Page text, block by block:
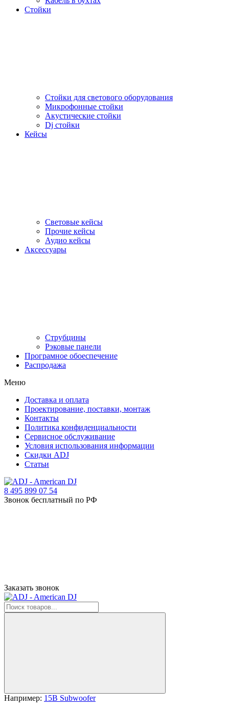
Стойки
Стойки для светового оборудования
Микрофонные стойки
Акустические стойки
Dj стойки
Кейсы
Световые кейсы
Прочие кейсы
Аудио кейсы
Аксессуары
Струбцины
Рэковые панели
Програмное обоеспечение
Распродажа
Меню
Доставка и оплата
Проектирование, поставки, монтаж
Контакты
Политика конфиденциальности
Сервисное обслуживание
Условия использования информации
Скидки ADJ
Статьи
8 495 899 07 54
Звонок бесплатный по РФ
Заказать звонок
Например: 15B Subwoofer